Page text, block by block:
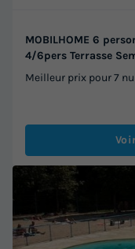
MOBILHOME 6
4/6pers Terrasse
Meilleur prix pour 7